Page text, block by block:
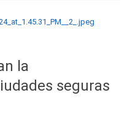
la
seguras